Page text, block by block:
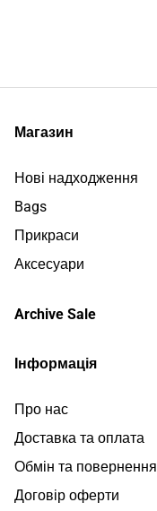
Магазин
Нові надходження
Bags
Прикраси
Аксесуари
Archive Sale
Пальто та Тренчі
Светри та Поло
Сорочки та Топи
Штани та Шорти
Сукні
Інформація
Про нас
Доставка та оплата
Обмін та повернення
Договір оферти